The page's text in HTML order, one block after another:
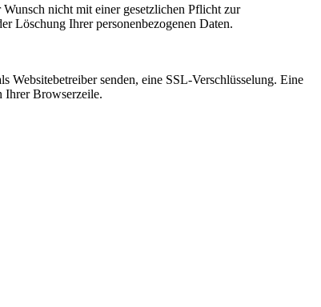
nicht mit einer gesetzlichen Pflicht zur
Löschung Ihrer personenbezogenen Daten.
Websitebetreiber senden, eine SSL-Verschlüsselung. Eine
Ihrer Browserzeile.